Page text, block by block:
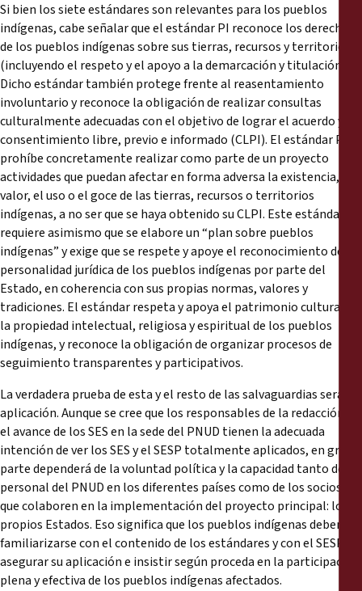
Si bien los siete estándares son relevantes para los pueblos
indígenas, cabe señalar que el estándar PI reconoce los derechos
de los pueblos indígenas sobre sus tierras, recursos y territorios
(incluyendo el respeto y el apoyo a la demarcación y titulación).
Dicho estándar también protege frente al reasentamiento
involuntario y reconoce la obligación de realizar consultas
culturalmente adecuadas con el objetivo de lograr el acuerdo y el
consentimiento libre, previo e informado (CLPI). El estándar PI
prohíbe concretamente realizar como parte de un proyecto
actividades que puedan afectar en forma adversa la existencia, el
valor, el uso o el goce de las tierras, recursos o territorios
indígenas, a no ser que se haya obtenido su CLPI. Este estándar
requiere asimismo que se elabore un “plan sobre pueblos
indígenas” y exige que se respete y apoye el reconocimiento de la
personalidad jurídica de los pueblos indígenas por parte del
Estado, en coherencia con sus propias normas, valores y
tradiciones. El estándar respeta y apoya el patrimonio cultural, y
la propiedad intelectual, religiosa y espiritual de los pueblos
indígenas, y reconoce la obligación de organizar procesos de
seguimiento transparentes y participativos.
La verdadera prueba de esta y el resto de las salvaguardias será su
aplicación. Aunque se cree que los responsables de la redacción y
el avance de los SES en la sede del PNUD tienen la adecuada
intención de ver los SES y el SESP totalmente aplicados, en gran
parte dependerá de la voluntad política y la capacidad tanto del
personal del PNUD en los diferentes países como de los socios
que colaboren en la implementación del proyecto principal: los
propios Estados. Eso significa que los pueblos indígenas deben
familiarizarse con el contenido de los estándares y con el SESP,
asegurar su aplicación e insistir según proceda en la participación
plena y efectiva de los pueblos indígenas afectados.